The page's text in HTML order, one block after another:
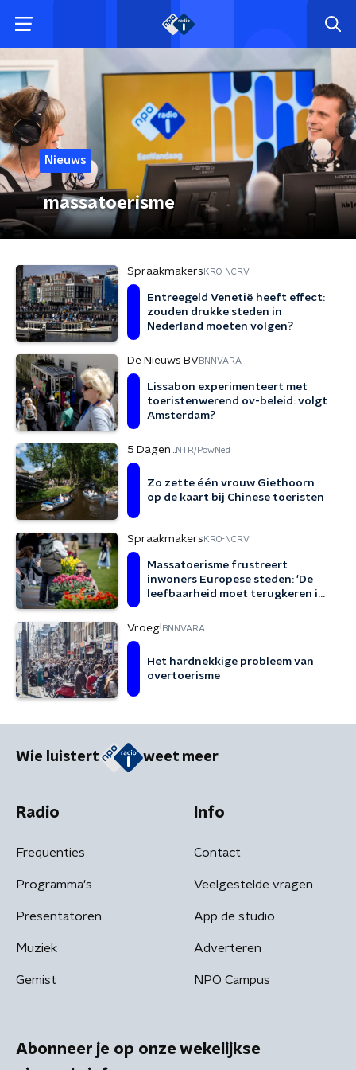
Nieuws
massatoerisme
Spraakmakers KRO-NCRV
Entreegeld Venetië heeft effect:
zouden drukke steden in
Nederland moeten volgen?
De Nieuws BVBNNVARA
Lissabon experimenteert met
toeristenwerend ov-beleid: volgt
Amsterdam?
5 Dagen...NTR/PowNed
Zo zette één vrouw Giethoorn
op de kaart bij Chinese toeristen
Spraakmakers KRO-NCRV
Massatoerisme frustreert
inwoners Europese steden: 'De
leefbaarheid moet terugkeren in
Vroeg! BNNVARA
Het hardnekkige probleem van
overtoerisme
Wie luistert weet meer
Radio
Frequenties
Programma's
Presentatoren
Muziek
Gemist
Info
Contact
Veelgestelde vragen
App de studio
Adverteren
NPO Campus
Abonneer je op onze wekelijkse